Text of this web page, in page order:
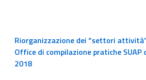
Riorganizzazione dei “settori
Office di compilazione pratiche
2018